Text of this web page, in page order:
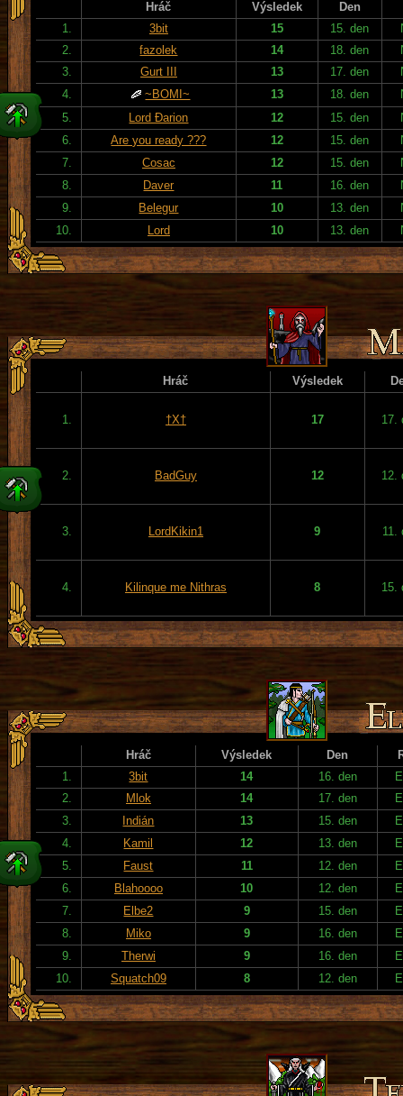
Hráč Výsledek
Den
1.
3bit 15 15. den
2.
fazolek 14 18. den
3.
Gurt III 13 17. den
4.
~BOMI~ 13 18. den
5.
Lord Đarion 12 15. den
6.
Are you ready ??? 12 15. den
7.
Cosac 12 15. den
8.
Daver 11 16. den
9.
Belegur 10 13. den
10.
Lord 10 13. den
Hráč Výsledek
1. †X† 17 17.
2. BadGuy 12 12.
3. LordKikin1 9 11.
4. Kilinque me Nithras 8 15.
Hráč Výsledek Den
1.
3bit 14 16. den
2.
Mlok 14 17. den
3.
Indián 13 15. den
4.
Kamil 12 13. den
5.
Faust 11 12. den
6.
Blahoooo 10 12. den
7.
Elbe2 9 15. den
8.
Miko 9 16. den
9.
Therwi 9 16. den
10.
Squatch09 8 12. den